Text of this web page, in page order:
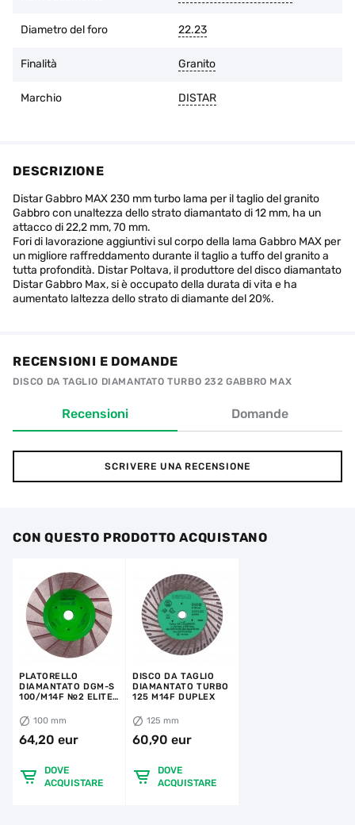
Diametro del foro 22.23
Finalità Granito
Marchio DISTAR
DESCRIZIONE
Distar Gabbro MAX 230 mm turbo lama per il taglio del granito
Gabbro con unaltezza dello strato diamantato di 12 mm, ha un
attacco di 22,2 mm, 70 mm.
Fori di lavorazione aggiuntivi sul corpo della lama Gabbro MAX per
un migliore raffreddamento durante il taglio a tuffo del granito a
tutta profondità. Distar Poltava, il produttore del disco diamantato
Distar Gabbro Max, si è occupato della durata di vita e ha
aumentato laltezza dello strato di diamante del 20%.
RECENSIONI E DOMANDE
DISCO DA TAGLIO DIAMANTATO TURBO 232 GABBRO MAX
Recensioni Domande
SCRIVERE UNA RECENSIONE
CON QUESTO PRODOTTO ACQUISTANO
PLATORELLO
DIAMANTATO DGM-S
100/M14F №2 ELITE-
100 mm
64,20 eur
DOVE
ACQUISTARE
DISCO DA TAGLIO
DIAMANTATO TURBO
125 M14F DUPLEX
125 mm
60,90 eur
DOVE
ACQUISTARE